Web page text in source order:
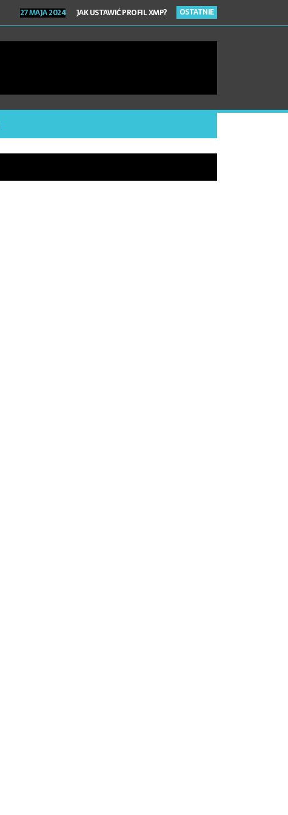
OSTATNIE
27 MAJA 2024
JAK USTAWIĆ PROFIL XMP?